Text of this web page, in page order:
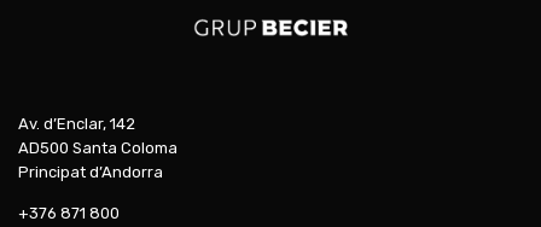
Av. d’Enclar, 142
AD500 Santa Coloma
Principat d’Andorra
+376 871 800